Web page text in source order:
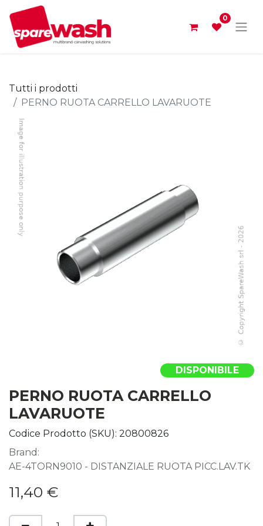
0
Tutti i prodotti
PERNO RUOTA CARRELLO LAVARUOTE
DISPONIBILE
PERNO RUOTA CARRELLO
LAVARUOTE
Codice Prodotto (SKU): 20800826
Brand:
AE-4TORN9010 - DISTANZIALE RUOTA PICC.LAV.TK
11,40 €